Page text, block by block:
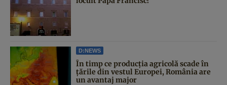
D:NEWS
În timp ce producția agricolă scade în
țările din vestul Europei, România are
un avantaj major